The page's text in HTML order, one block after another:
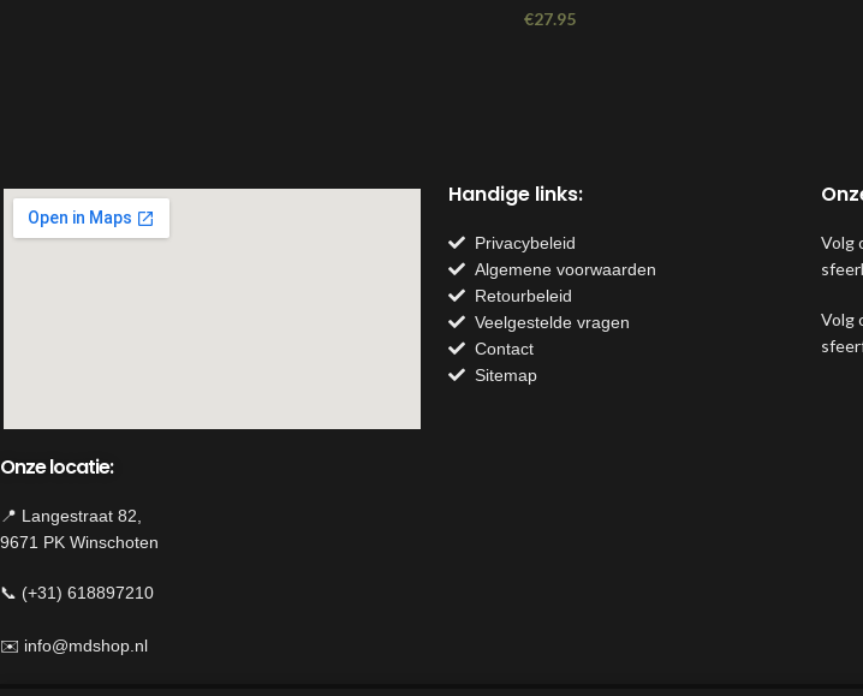
€27.95
Onze locatie:
📍 Langestraat 82,
9671 PK Winschoten
📞 (+31) 618897210
✉️ info@mdshop.nl
Handige links:
Privacybeleid
Algemene voorwaarden
Retourbeleid
Veelgestelde vragen
Contact
Sitemap
Volg
Volg